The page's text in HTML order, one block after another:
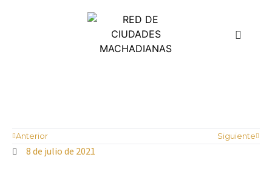
Anterior Siguiente
8 de julio de 2021